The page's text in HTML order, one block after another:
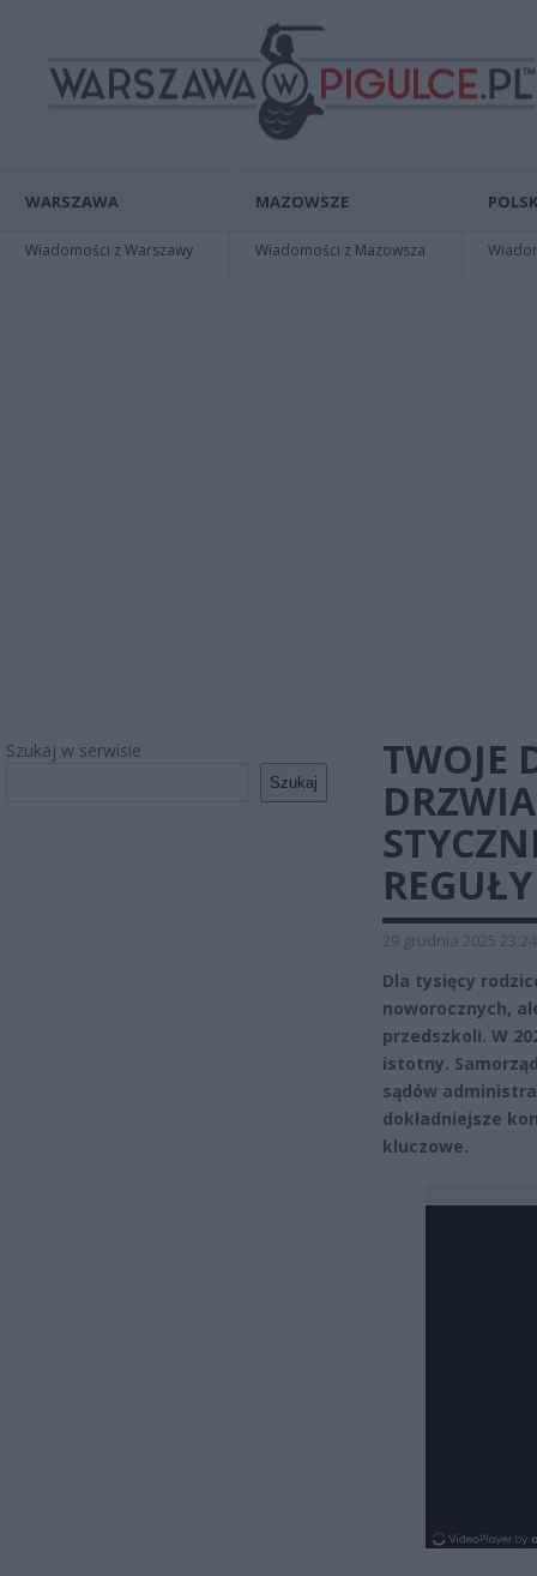
WARSZAWA
Wiadomości z Warszawy
MAZOWSZE
Wiadomości z Mazowsza
Szukaj w serwisie
Szukaj
TWOJE
REGUŁY
29 grudnia 2025 23:24
Dla tysięcy
noworocznych,
przedszkoli. W
istotny.
sądów
dokładniejsze
kluczowe.